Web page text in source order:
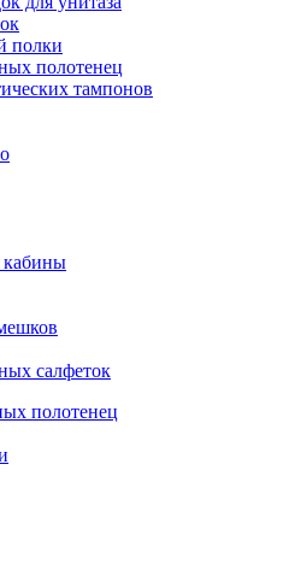
полки
полотенец
тампонов
кабины
салфеток
полотенец